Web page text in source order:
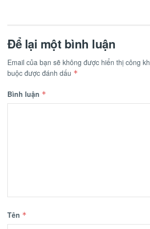
Để lại một bình luận
Email của bạn sẽ không được hiển thị công
buộc được đánh dấu *
Bình luận *
Tên *